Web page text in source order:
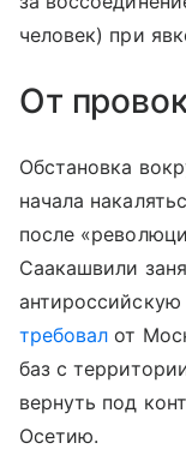
человек) при
От
Обстановка
начала
после
Саакашвили
требовал от
баз с
вернуть под
Осетию.